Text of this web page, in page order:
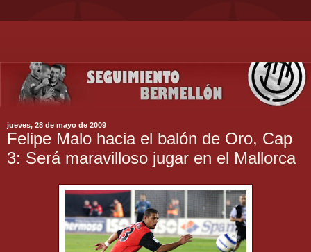
jueves, 28 de mayo de 2009
Felipe Malo hacia el balón de Oro, Cap
3: Será maravilloso jugar en el Mallorca